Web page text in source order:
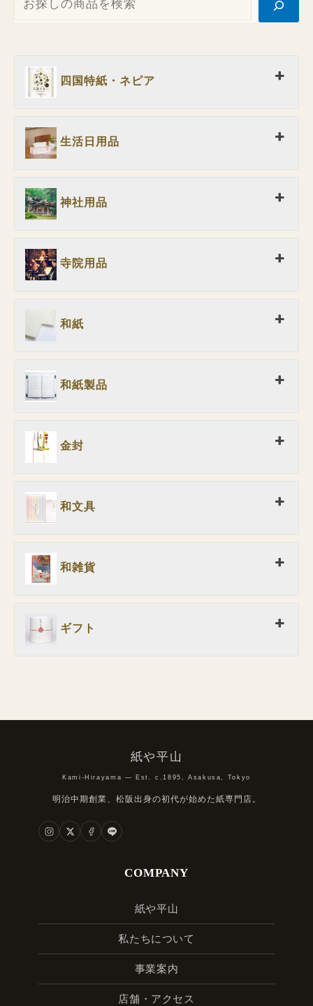
四国特紙・ネピア
生活日用品
神社用品
寺院用品
和紙
和紙製品
金封
和文具
和雑貨
ギフト
紙や平山
Kami-Hirayama — Est. c.1895, Asakusa, Tokyo
明治中期創業、松阪出身の初代が始めた紙専門店。
COMPANY
紙や平山
私たちについて
事業案内
店舗・アクセス